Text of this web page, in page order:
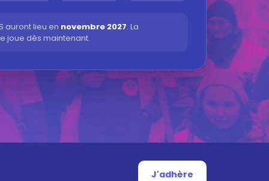
auront lieu en novembre 2027. La
joue dès maintenant.
J'adhère